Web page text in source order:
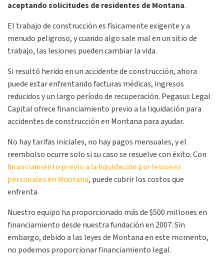
aceptando solicitudes de residentes de Montana.
El trabajo de construcción es físicamente exigente y a
menudo peligroso, y cuando algo sale mal en un sitio de
trabajo, las lesiones pueden cambiar la vida.
Si resultó herido en un accidente de construcción, ahora
puede estar enfrentando facturas médicas, ingresos
reducidos y un largo período de recuperación. Pegasus Legal
Capital ofrece financiamiento previo a la liquidación para
accidentes de construcción en Montana para ayudar.
No hay tarifas iniciales, no hay pagos mensuales, y el
reembolso ocurre solo si su caso se resuelve con éxito. Con
financiamiento previo a la liquidación por lesiones
personales en Montana, puede cubrir los costos que
enfrenta.
Nuestro equipo ha proporcionado más de $500 millones en
financiamiento desde nuestra fundación en 2007. Sin
embargo, debido a las leyes de Montana en este momento,
no podemos proporcionar financiamiento legal.